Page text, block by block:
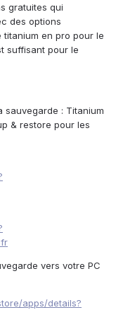
gratuites qui
des options
titanium en pro pour le
suffisant pour le
sauvegarde : Titanium
& restore pour les
vers votre PC
apps/details?